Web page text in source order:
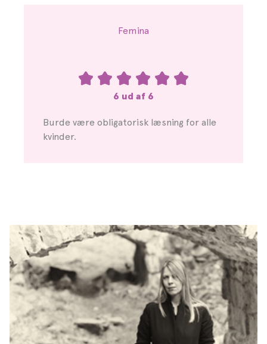
Femina
6 ud af 6
Burde være obligatorisk læsning for alle
kvinder.